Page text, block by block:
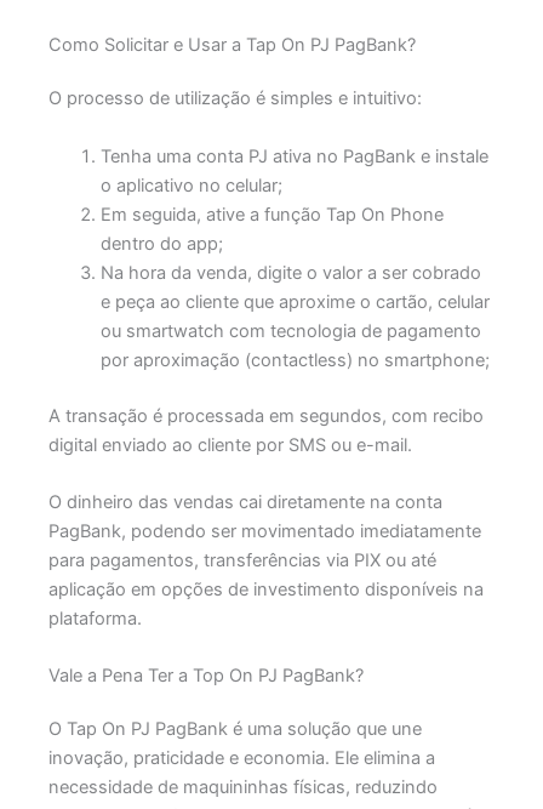
Como Solicitar e Usar a Tap On PJ PagBank?
O processo de utilização é simples e intuitivo:
Tenha uma conta PJ ativa no PagBank e instale
o aplicativo no celular;
Em seguida, ative a função Tap On Phone
dentro do app;
Na hora da venda, digite o valor a ser cobrado
e peça ao cliente que aproxime o cartão, celular
ou smartwatch com tecnologia de pagamento
por aproximação (contactless) no smartphone;
A transação é processada em segundos, com recibo
digital enviado ao cliente por SMS ou e-mail.
O dinheiro das vendas cai diretamente na conta
PagBank, podendo ser movimentado imediatamente
para pagamentos, transferências via PIX ou até
aplicação em opções de investimento disponíveis na
plataforma.
Vale a Pena Ter a Top On PJ PagBank?
O Tap On PJ PagBank é uma solução que une
inovação, praticidade e economia. Ele elimina a
necessidade de maquininhas físicas, reduzindo